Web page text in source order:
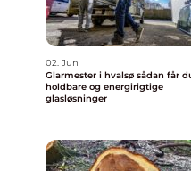
02. Jun
Glarmester i hvalsø sådan får du
holdbare og energirigtige
glasløsninger